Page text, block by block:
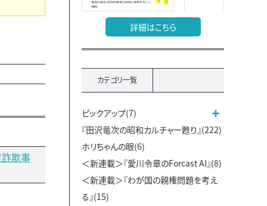
詐欺事
詳細はこちら
カテゴリ一覧
ピックアップ(7)
『田沢竜次の昭和カルチャー甦り』(222)
ホリちゃんの眼(6)
＜新連載＞『愛川令章のForcast AI』(8)
＜新連載＞『わが国の親権問題を考え
る』(15)